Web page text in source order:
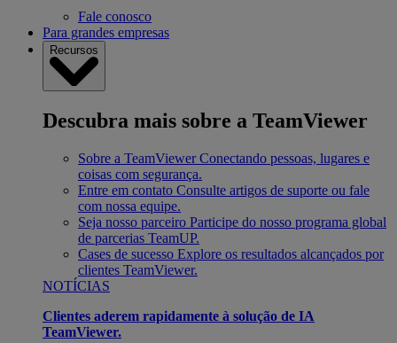
Fale conosco
Para grandes empresas
Recursos
Descubra mais sobre a TeamViewer
Sobre a TeamViewer Conectando pessoas, lugares e
coisas com segurança.
Entre em contato Consulte artigos de suporte ou fale
com nossa equipe.
Seja nosso parceiro Participe do nosso programa global
de parcerias TeamUP.
Cases de sucesso Explore os resultados alcançados por
clientes TeamViewer.
NOTÍCIAS
Clientes aderem rapidamente à solução de IA
TeamViewer.